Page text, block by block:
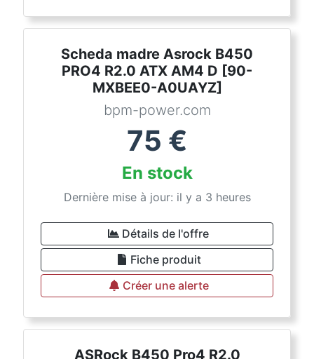
Scheda madre Asrock B450
PRO4 R2.0 ATX AM4 D [90-
MXBEE0-A0UAYZ]
bpm-power.com
75 €
En stock
Dernière mise à jour: il y a 3 heures
Détails de l'offre
Fiche produit
Créer une alerte
ASRock B450 Pro4 R2.0